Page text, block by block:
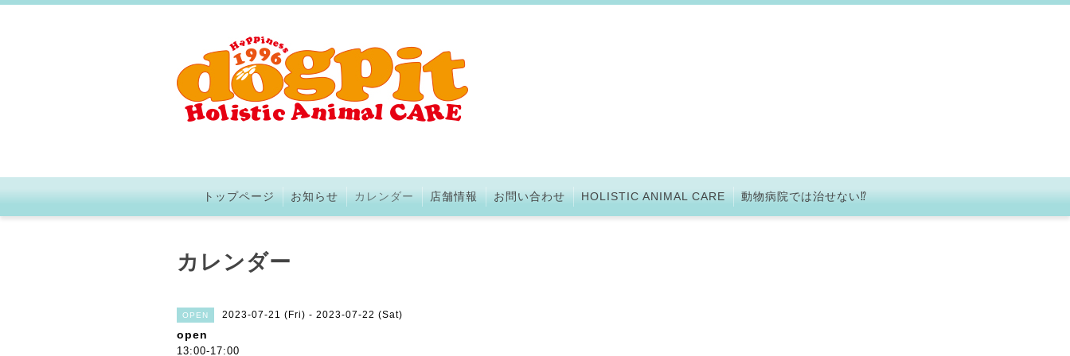
トップページ お知らせ カレンダー 店舗情報 お問い合わせ HOLISTIC ANIMAL CARE 動物病院では治せない⁉︎
カレンダー
OPEN 2023-07-21 (Fri) - 2023-07-22 (Sat)
open
13:00-17:00